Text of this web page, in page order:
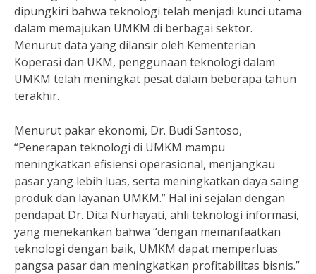
dipungkiri bahwa teknologi telah menjadi kunci utama
dalam memajukan UMKM di berbagai sektor.
Menurut data yang dilansir oleh Kementerian
Koperasi dan UKM, penggunaan teknologi dalam
UMKM telah meningkat pesat dalam beberapa tahun
terakhir.
Menurut pakar ekonomi, Dr. Budi Santoso,
“Penerapan teknologi di UMKM mampu
meningkatkan efisiensi operasional, menjangkau
pasar yang lebih luas, serta meningkatkan daya saing
produk dan layanan UMKM.” Hal ini sejalan dengan
pendapat Dr. Dita Nurhayati, ahli teknologi informasi,
yang menekankan bahwa “dengan memanfaatkan
teknologi dengan baik, UMKM dapat memperluas
pangsa pasar dan meningkatkan profitabilitas bisnis.”